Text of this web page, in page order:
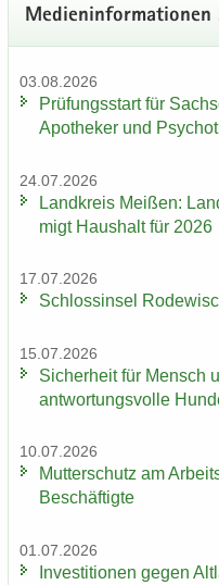
Me­di­en­in­for­ma­tio­nen
03.08.2026
Prü­fungs­start für
Apo­the­ker und
24.07.2026
Land­kreis Mei­ßen:
migt Haus­halt für 2026
17.07.2026
Schloss­in­sel
15.07.2026
Si­cher­heit für Mensch
ant­wor­tungs­vol­le
10.07.2026
Mut­ter­schutz am
Be­schäf­tig­te
01.07.2026
In­ves­ti­tio­nen gegen